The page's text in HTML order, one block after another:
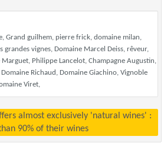
Grand guilhem, pierre frick, domaine milan,
grandes vignes, Domaine Marcel Deiss, rêveur,
Philippe Lancelot, Champagne Augustin,
Richaud, Domaine Giachino, Vignoble
Viret,
90% of their wines